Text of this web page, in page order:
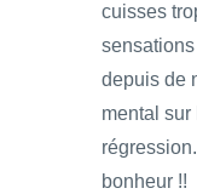
cuisses
sensations
depuis de
mental sur
bonheur !!